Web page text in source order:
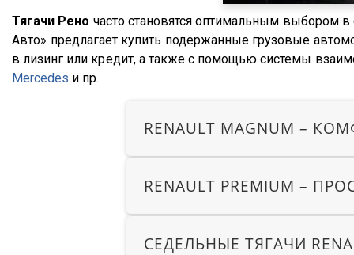
GT7
Schwarte
Бецема
1999
1998
1997
G400
G420
G440
Тягачи Рено часто становятся оптимальным выбором
Авто» предлагает купить подержанные грузовые
в лизинг или кредит, а также с помощью системы
Mercedes и пр.
RENAULT MAGNUM –
RENAULT PREMIUM –
СЕДЕЛЬНЫЕ ТЯГАЧИ